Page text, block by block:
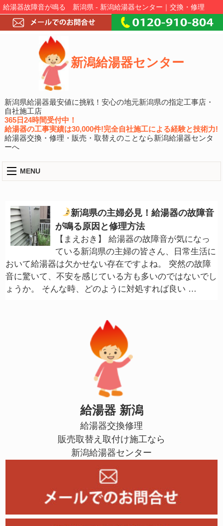
給湯器故障音が鳴る 新潟県 - 新潟給湯器センター｜交換・修理
新潟給湯器センター
新潟県給湯器最安値に挑戦！安心の地元新潟県の指定工事店・
自社施工店
365日24時間受付中！
給湯器の工事実績は30,000件!完全自社施工による経験と技術力!
給湯器交換・修理・販売・取替えのことなら新潟給湯器センタ
ーへ
MENU
新潟県の主婦必見！給湯器の故障音
が鳴る原因と修理方法
【まえおき】 給湯器の故障音が気になっ
ている新潟県の主婦の皆さん、日常生活に
おいて給湯器は欠かせない存在ですよね。 突然の故障
音に驚いて、不安を感じている方も多いのではないでし
ょうか。 そんな時、どのように対処すれば良い …
給湯器 新潟
給湯器交換修理
販売取替え取付け施工なら
新潟給湯器センター